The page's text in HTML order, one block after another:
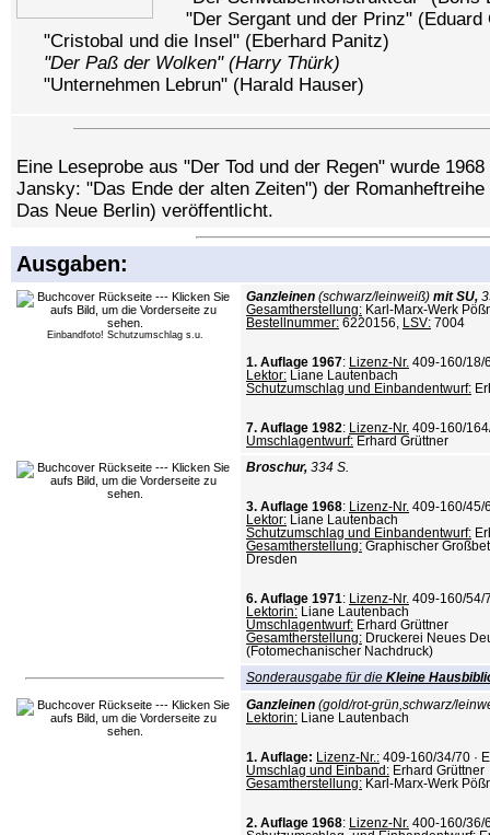
"Der Sergant und der Prinz" (Eduard
"Cristobal und die Insel" (Eberhard Panitz)
"Der Paß der Wolken" (Harry Thürk)
"Unternehmen Lebrun" (Harald Hauser)
Eine Leseprobe aus "Der Tod und der Regen" wurde
Jansky: "Das Ende der alten Zeiten") der Romanheftreihe
Das Neue Berlin) veröffentlicht.
Ausgaben:
Einbandfoto! Schutzumschlag s.u.
Ganzleinen (schwarz/leinweiß) mit SU,
Gesamtherstellung: Karl-Marx-Werk
Bestellnummer: 6220156, LSV: 7004
1. Auflage 1967: Lizenz-Nr. 409-160/18/
Lektor: Liane Lautenbach
Schutzumschlag und Einbandentwurf:
7. Auflage 1982: Lizenz-Nr. 409-160/
Umschlagentwurf: Erhard Grüttner
Broschur, 334 S.
3. Auflage 1968: Lizenz-Nr. 409-160/45/
Lektor: Liane Lautenbach
Schutzumschlag und Einbandentwurf:
Gesamtherstellung: Graphischer
Dresden
6. Auflage 1971: Lizenz-Nr. 409-160/54/
Lektorin: Liane Lautenbach
Umschlagentwurf: Erhard Grüttner
Gesamtherstellung: Druckerei Neues
(Fotomechanischer Nachdruck)
Sonderausgabe für die Kleine
Ganzleinen (gold/rot-grün,schwarz/
Lektorin: Liane Lautenbach
1. Auflage: Lizenz-Nr.: 409-160/34/70 ·
Umschlag und Einband: Erhard Grüttner
Gesamtherstellung: Karl-Marx-Werk
2. Auflage 1968: Lizenz-Nr. 400-160/36/